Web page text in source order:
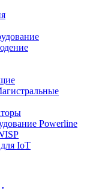
Powerline
IoT